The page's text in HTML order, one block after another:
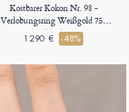
Kostbarer Kokon Nr. 98 -
Verlobungsring Weißgold 750
(18K)
1290 € -48%